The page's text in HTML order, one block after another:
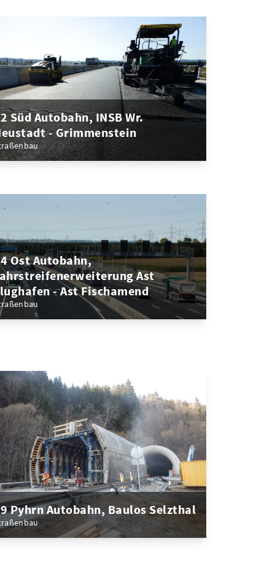
Süd Autobahn, INSB Wr.
- Grimmenstein
Ost Autobahn,
Ast
- Ast Fischamend
Pyhrn Autobahn, Baulos Selzthal